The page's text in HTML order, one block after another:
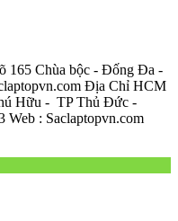
Chùa bộc - Đống Đa -
Địa Chỉ HCM
Hữu - TP Thủ Đức -
: Saclaptopvn.com